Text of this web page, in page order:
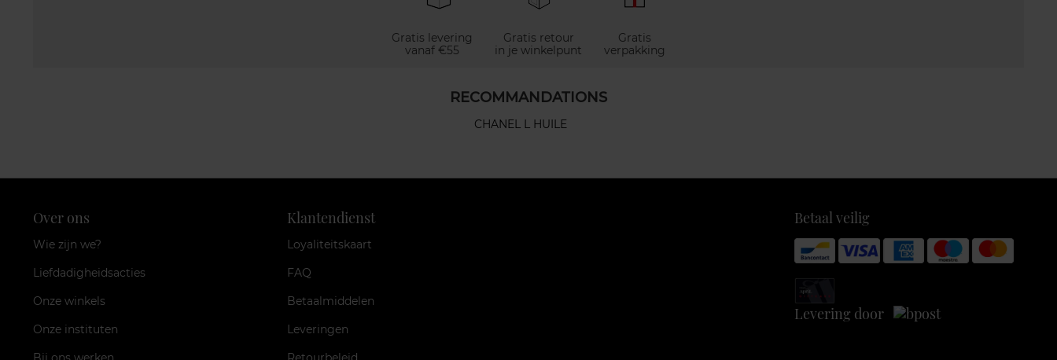
Gratis levering
vanaf €55
Gratis retour
in je winkelpunt
Gratis
verpakking
RECOMMANDATIONS
CHANEL L HUILE
Over ons
Wie zijn we?
Liefdadigheidsacties
Onze winkels
Onze instituten
Klantendienst
Loyaliteitskaart
FAQ
Betaalmiddelen
Leveringen
Betaal veilig
Levering door